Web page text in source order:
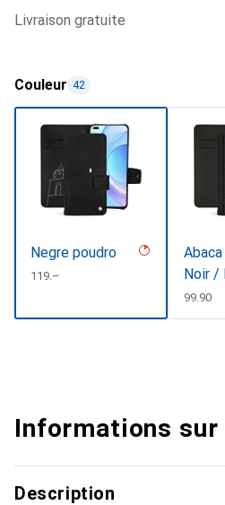
livraison gratuite
Couleur 42
Negre poudro
CHF
119.–
Noir /
CHF
99.90
Informations
Description